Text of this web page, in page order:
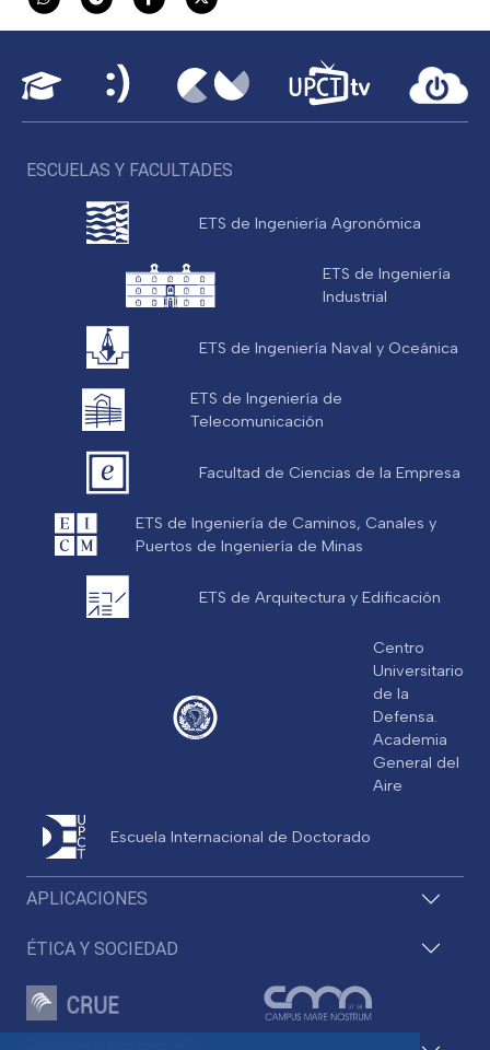
APLICACIONES
ÉTICA Y SOCIEDAD
ESCUELAS Y FACULTADES
ETS de Ingeniería Agronómica
ETS de Ingeniería
Industrial
ETS de Ingeniería Naval y Oceánica
ETS de Ingeniería de
Telecomunicación
Facultad de Ciencias de la Empresa
ETS de Ingeniería de Caminos, Canales y
Puertos de Ingeniería de Minas
ETS de Arquitectura y Edificación
Centro
Universitario
de la
Defensa.
Academia
General del
Aire
Escuela Internacional de Doctorado